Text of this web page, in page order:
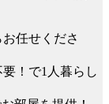
任せくださ
！で1人暮らし